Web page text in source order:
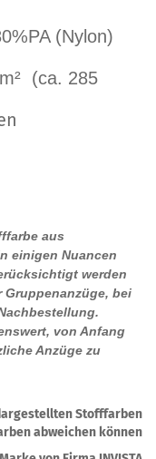
(Nylon)
(ca. 285
aus
einigen Nuancen
werden
bei
von Anfang
Anzüge zu
Stofffarben
abweichen können